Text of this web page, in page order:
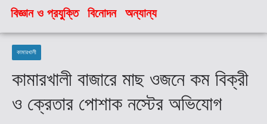
বিজ্ঞান ও প্রযুক্তি বিনোদন অন্যান্য
কামারখালী
কামারখালী বাজারে মাছ ওজনে কম বিক্রী
ও ক্রেতার পোশাক নস্টের অভিযোগ